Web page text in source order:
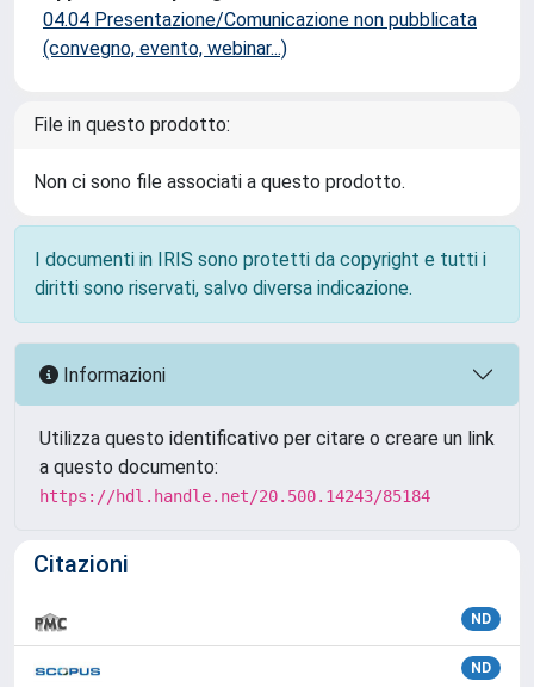
04.04 Presentazione/Comunicazione non pubblicata
(convegno, evento, webinar...)
File in questo prodotto:
Non ci sono file associati a questo prodotto.
I documenti in IRIS sono protetti da copyright e tutti i
diritti sono riservati, salvo diversa indicazione.
Informazioni
Utilizza questo identificativo per citare o creare un link
a questo documento:
https://hdl.handle.net/20.500.14243/85184
Citazioni
ND
ND